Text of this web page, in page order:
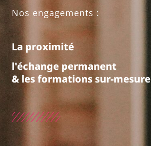
Nos engagements :
La proximité
l'échange permanent
& les formations sur-mesure